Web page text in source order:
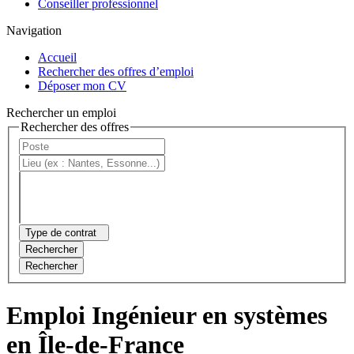
Conseiller professionnel
Navigation
Accueil
Rechercher des offres d’emploi
Déposer mon CV
Rechercher un emploi
Rechercher des offres
Type de contrat
Rechercher
Rechercher
Emploi Ingénieur en systèmes
en Île-de-France